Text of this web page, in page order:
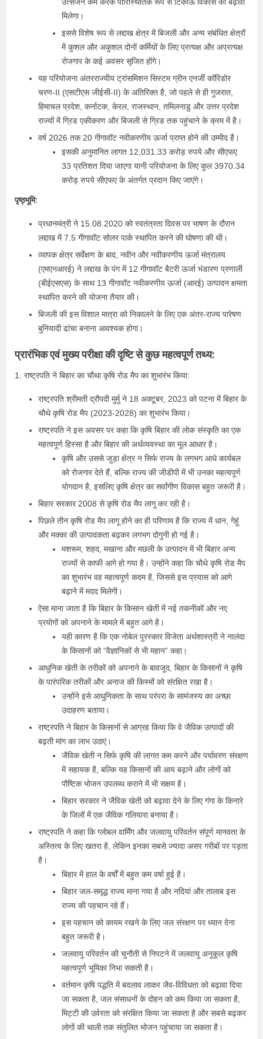
मिलेगा।
इससे विशेष रूप से लद्दाख क्षेत्र में बिजली और अन्य संबंधित क्षेत्रों
में कुशल और अकुशल दोनों कर्मियों के लिए प्रत्यक्ष और अप्रत्यक्ष
रोजगार के कई अवसर सृजित होंगे।
यह परियोजना अंतरराज्यीय ट्रांसमिशन सिस्टम ग्रीन एनर्जी कॉरिडोर
चरण-II (एसटीएस जीईसी-II) के अतिरिक्त है, जो पहले से ही गुजरात,
हिमाचल प्रदेश, कर्नाटक, केरल, राजस्थान, तमिलनाडु और उत्तर प्रदेश
राज्यों में ग्रिड एकीकरण और बिजली से ग्रिड तक पहुंचाने के क्रम में है।
वर्ष 2026 तक 20 गीगावॉट नवीकरणीय ऊर्जा प्राप्त होने की उम्मीद है।
इसकी अनुमानित लागत 12,031.33 करोड़ रुपये और सीएफए
33 प्रतिशत दिया जाएगा यानी परियोजना के लिए कुल 3970.34
करोड़ रुपये सीएफए के अंतर्गत प्रदान किए जाएंगे।
पृष्ठ्भूमि:
प्रधानमंत्री ने 15.08.2020 को स्वतंत्रता दिवस पर भाषण के दौरान
लद्दाख में 7.5 गीगावॉट सोलर पार्क स्थापित करने की घोषणा की थी।
व्यापक क्षेत्र सर्वेक्षण के बाद, नवीन और नवीकरणीय ऊर्जा मंत्रालय
(एमएनआरई) ने लद्दाख के पंग में 12 गीगावॉट बैटरी ऊर्जा भंडारण प्रणाली
(बीईएसएस) के साथ 13 गीगावॉट नवीकरणीय ऊर्जा (आरई) उत्पादन क्षमता
स्थापित करने की योजना तैयार की।
बिजली की इस विशाल मात्रा को निकालने के लिए एक अंतर-राज्य पारेषण
बुनियादी ढांचा बनाना आवश्यक होगा।
प्रारंभिक एवं मुख्य परीक्षा की दृष्टि से कुछ महत्वपूर्ण तथ्य:
1. राष्ट्रपति ने बिहार का चौथा कृषि रोड मैप का शुभारंभ किया:
राष्ट्रपति श्रीमती द्रौपदी मुर्मु ने 18 अक्टूबर, 2023 को पटना में बिहार के
चौथे कृषि रोड मैप (2023-2028) का शुभारंभ किया।
राष्ट्रपति ने इस अवसर पर कहा कि कृषि बिहार की लोक संस्कृति का एक
महत्वपूर्ण हिस्सा है और बिहार की अर्थव्यवस्था का मूल आधार है।
कृषि और उससे जुड़ा क्षेत्र न सिर्फ राज्य के लगभग आधे कार्यबल
को रोजगार देते हैं, बल्कि राज्य की जीडीपी में भी उनका महत्वपूर्ण
योगदान है, इसलिए कृषि क्षेत्र का सर्वांगीण विकास बहुत जरूरी है।
बिहार सरकार 2008 से कृषि रोड मैप लागू कर रही है।
पिछले तीन कृषि रोड मैप लागू होने का ही परिणाम है कि राज्य में धान, गेहूं
और मक्का की उत्पादकता बढ़कर लगभग दोगुनी हो गई है।
मशरूम, शहद, मखाना और मछली के उत्पादन में भी बिहार अन्य
राज्यों से काफी आगे हो गया है। उन्होंने कहा कि चौथे कृषि रोड मैप
का शुभारंभ वह महत्वपूर्ण कदम है, जिससे इस प्रयास को आगे
बढ़ाने में मदद मिलेगी।
ऐसा माना जाता है कि बिहार के किसान खेती में नई तकनीकों और नए
प्रयोगों को अपनाने के मामले में बहुत आगे है।
यही कारण है कि एक नोबेल पुरस्कार विजेता अर्थशास्त्री ने नालंदा
के किसानों को “वैज्ञानिकों से भी महान” कहा।
आधुनिक खेती के तरीकों को अपनाने के बावजूद, बिहार के किसानों ने कृषि
के पारंपरिक तरीकों और अनाज की किस्मों को संरक्षित रखा है।
उन्होंने इसे आधुनिकता के साथ परंपरा के सामंजस्य का अच्छा
उदाहरण बताया।
राष्ट्रपति ने बिहार के किसानों से आग्रह किया कि वे जैविक उत्पादों की
बढ़ती मांग का लाभ उठाएं।
जैविक खेती न सिर्फ कृषि की लागत कम करने और पर्यावरण संरक्षण
में सहायक है, बल्कि यह किसानों की आय बढ़ाने और लोगों को
पौष्टिक भोजन उपलब्ध कराने में भी सक्षम है।
बिहार सरकार ने जैविक खेती को बढ़ावा देने के लिए गंगा के किनारे
के जिलों में एक जैविक गलियारा बनाया है।
राष्ट्रपति ने कहा कि ग्लोबल वार्मिंग और जलवायु परिवर्तन संपूर्ण मानवता के
अस्तित्व के लिए खतरा है, लेकिन इनका सबसे ज्यादा असर गरीबों पर पड़ता
है।
बिहार में हाल के वर्षों में बहुत कम वर्षा हुई है।
बिहार जल-समृद्ध राज्य माना गया है और नदियां और तालाब इस
राज्य की पहचान रहे हैं।
इस पहचान को कायम रखने के लिए जल संरक्षण पर ध्यान देना
बहुत जरूरी है।
जलवायु परिवर्तन की चुनौती से निपटने में जलवायु अनुकूल कृषि
महत्वपूर्ण भूमिका निभा सकती है।
वर्तमान कृषि पद्धति में बदलाव लाकर जैव-विविधता को बढ़ावा दिया
जा सकता है, जल संसाधनों के दोहन को कम किया जा सकता है,
मिट्टी की उर्वरता को संरक्षित किया जा सकता है और सबसे बढ़कर
लोगों की थाली तक संतुलित भोजन पहुंचाया जा सकता है।